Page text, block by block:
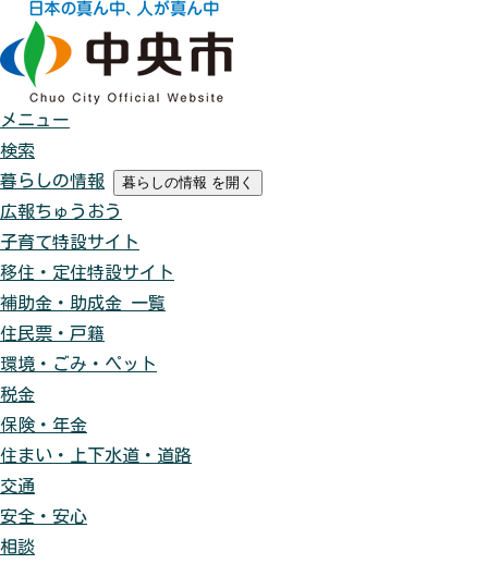
メニュー
検索
暮らしの情報
暮らしの情報 を開く
広報ちゅうおう
子育て特設サイト
移住・定住特設サイト
補助金・助成金 一覧
住民票・戸籍
環境・ごみ・ペット
税金
保険・年金
住まい・上下水道・道路
交通
安全・安心
相談